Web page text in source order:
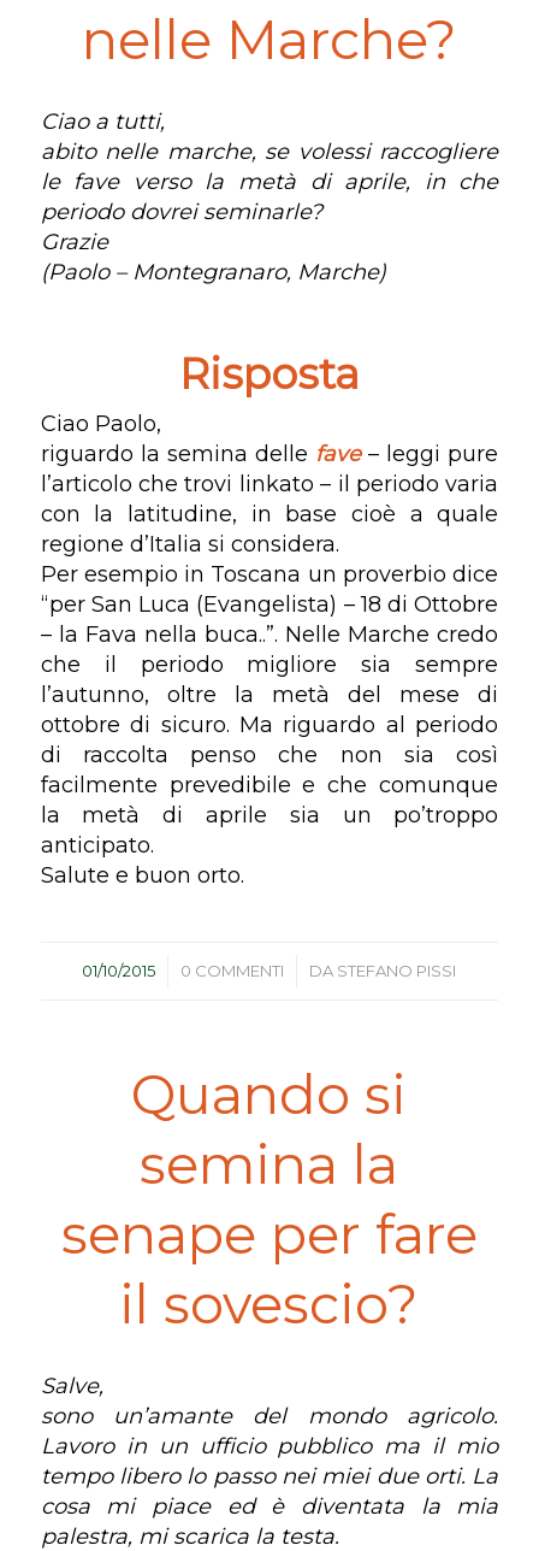
nelle Marche?
Ciao a tutti,
abito nelle marche, se volessi raccogliere
le fave verso la metà di aprile, in che
periodo dovrei seminarle?
Grazie
(Paolo – Montegranaro, Marche)
Risposta
Ciao Paolo,
riguardo la semina delle fave– leggi pure
l’articolo che trovi linkato – il periodo varia
con la latitudine, in base cioè a quale
regione d’Italia si considera.
Per esempio in Toscana un proverbio dice
“per San Luca (Evangelista) – 18 di Ottobre
– la Fava nella buca..”. Nelle Marche credo
che il periodo migliore sia sempre
l’autunno, oltre la metà del mese di
ottobre di sicuro. Ma riguardo al periodo
di raccolta penso che non sia così
facilmente prevedibile e che comunque
la metà di aprile sia un po’troppo
anticipato.
Salute e buon orto.
01/10/2015
/ 0 COMMENTI
/ DA STEFANO PISSI
Quando si
semina la
senape per fare
il sovescio?
Salve,
sono un’amante del mondo agricolo.
Lavoro in un ufficio pubblico ma il mio
tempo libero lo passo nei miei due orti. La
cosa mi piace ed è diventata la mia
palestra, mi scarica la testa.